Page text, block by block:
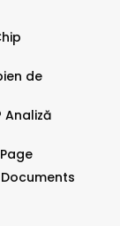
de
Analiză
Documents